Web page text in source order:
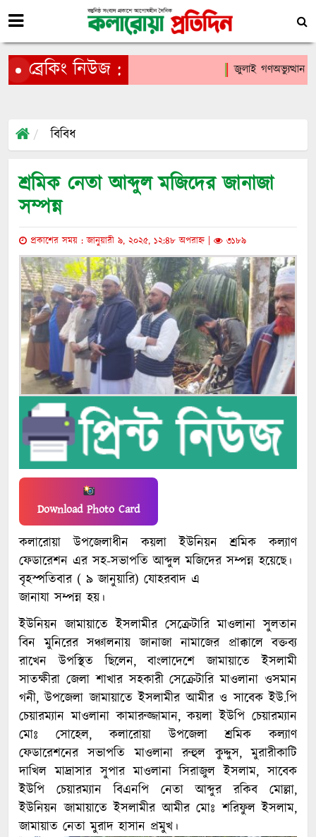
ব্রেকিং নিউজ : জুলাই গণঅভ্যুত্থান
বিবিধ
শ্রমিক নেতা আব্দুল মজিদের জানাজা
সম্পন্ন
প্রকাশের সময় : জানুয়ারী ৯, ২০২৫, ১২:৪৮ অপরাহ্ন | ৩১৮৯
Download Photo Card
কলারোয়া উপজেলাধীন কয়লা ইউনিয়ন শ্রমিক কল্যাণ
ফেডারেশন এর সহ-সভাপতি আব্দুল মজিদের সম্পন্ন হয়েছে।
বৃহস্পতিবার ( ৯ জানুয়ারি) যোহরবাদ এ
জানাযা সম্পন্ন হয়।
ইউনিয়ন জামায়াতে ইসলামীর সেক্রেটারি মাওলানা সুলতান
বিন মুনিরের সঞ্চালনায় জানাজা নামাজের প্রাক্কালে বক্তব্য
রাখেন উপস্থিত ছিলেন, বাংলাদেশে জামায়াতে ইসলামী
সাতক্ষীরা জেলা শাখার সহকারী সেক্রেটারি মাওলানা ওসমান
গনী, উপজেলা জামায়াতে ইসলামীর আমীর ও সাবেক ইউ.পি
চেয়ারম্যান মাওলানা কামারুজ্জামান, কয়লা ইউপি চেয়ারম্যান
মোঃ সোহেল, কলারোয়া উপজেলা শ্রমিক কল্যাণ
ফেডারেশনের সভাপতি মাওলানা রুহুল কুদ্দুস, মুরারীকাটি
দাখিল মাদ্রাসার সুপার মাওলানা সিরাজুল ইসলাম, সাবেক
ইউপি চেয়ারম্যান বিএনপি নেতা আব্দুর রকিব মোল্লা,
ইউনিয়ন জামায়াতে ইসলামীর আমীর মোঃ শরিফুল ইসলাম,
জামায়াত নেতা মুরাদ হাসান প্রমুখ।